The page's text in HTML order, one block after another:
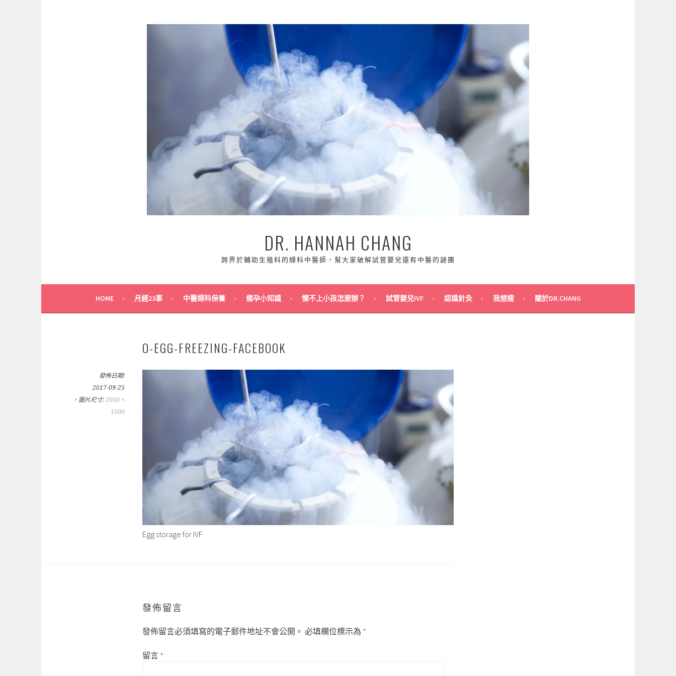
DR. HANNAH CHANG
跨界於輔助生殖科的婦科中醫師，幫大家破解試管嬰兒還有中醫的謎團
HOME 月經23事 中醫婦科保養 備孕小知識 懷不上小孩怎麼辦？ 試管嬰兒IVF 認識針灸 我想瘦 關於DR.CHANG
O-EGG-FREEZING-FACEBOOK
發佈日期:
2017-09-25
，圖片尺寸: 2000 ×
1000
Egg storage for IVF
發佈留言
發佈留言必須填寫的電子郵件地址不會公開。 必填欄位標示為 *
留言 *